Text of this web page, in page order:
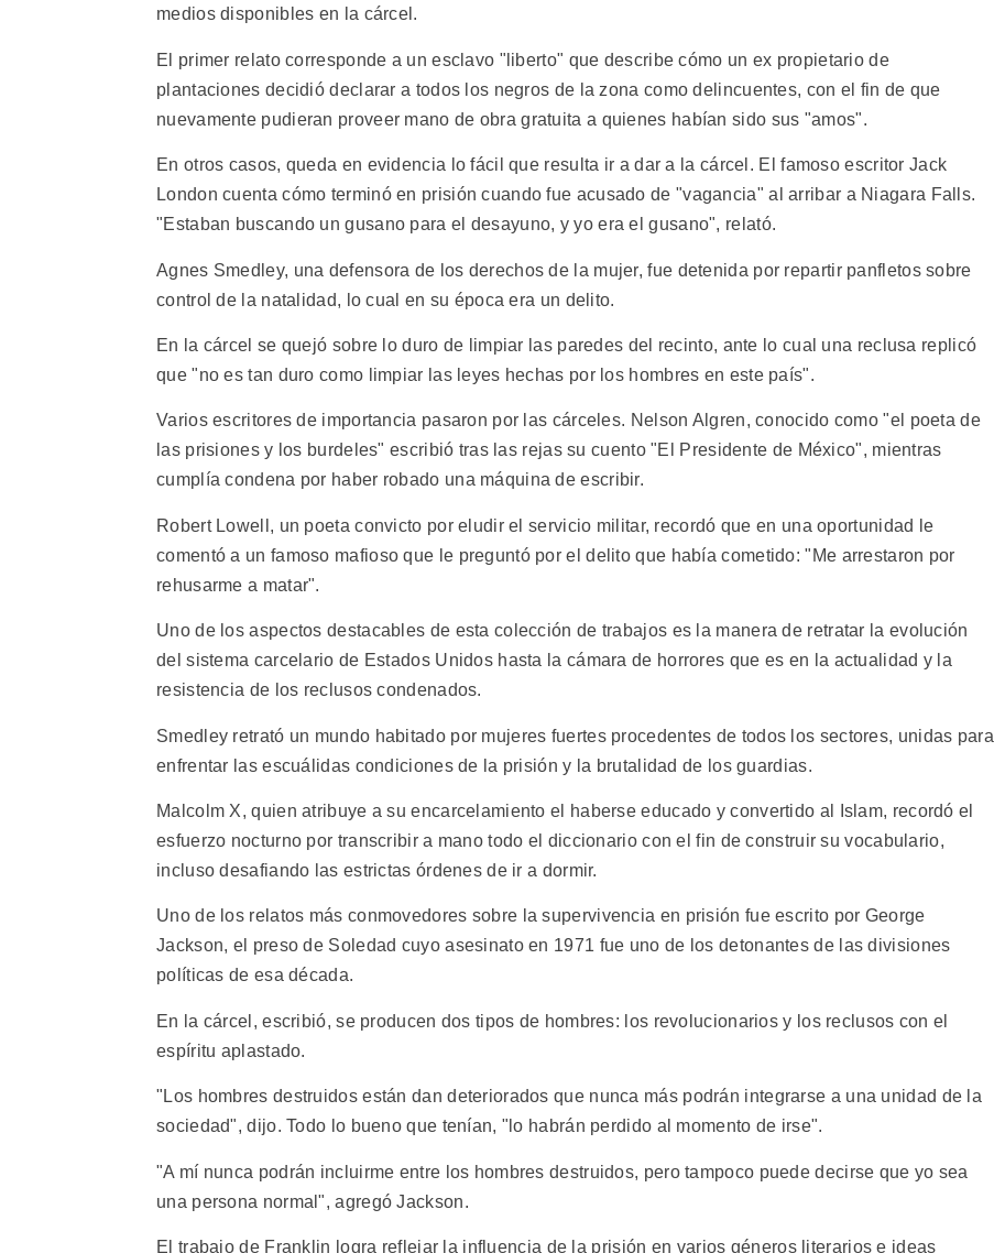
medios disponibles en la cárcel.
El primer relato corresponde a un esclavo "liberto" que describe cómo un ex propietario de
plantaciones decidió declarar a todos los negros de la zona como delincuentes, con el fin de que
nuevamente pudieran proveer mano de obra gratuita a quienes habían sido sus "amos".
En otros casos, queda en evidencia lo fácil que resulta ir a dar a la cárcel. El famoso escritor Jack
London cuenta cómo terminó en prisión cuando fue acusado de "vagancia" al arribar a Niagara Falls.
"Estaban buscando un gusano para el desayuno, y yo era el gusano", relató.
Agnes Smedley, una defensora de los derechos de la mujer, fue detenida por repartir panfletos sobre
control de la natalidad, lo cual en su época era un delito.
En la cárcel se quejó sobre lo duro de limpiar las paredes del recinto, ante lo cual una reclusa replicó
que "no es tan duro como limpiar las leyes hechas por los hombres en este país".
Varios escritores de importancia pasaron por las cárceles. Nelson Algren, conocido como "el poeta de
las prisiones y los burdeles" escribió tras las rejas su cuento "El Presidente de México", mientras
cumplía condena por haber robado una máquina de escribir.
Robert Lowell, un poeta convicto por eludir el servicio militar, recordó que en una oportunidad le
comentó a un famoso mafioso que le preguntó por el delito que había cometido: "Me arrestaron por
rehusarme a matar".
Uno de los aspectos destacables de esta colección de trabajos es la manera de retratar la evolución
del sistema carcelario de Estados Unidos hasta la cámara de horrores que es en la actualidad y la
resistencia de los reclusos condenados.
Smedley retrató un mundo habitado por mujeres fuertes procedentes de todos los sectores, unidas para
enfrentar las escuálidas condiciones de la prisión y la brutalidad de los guardias.
Malcolm X, quien atribuye a su encarcelamiento el haberse educado y convertido al Islam, recordó el
esfuerzo nocturno por transcribir a mano todo el diccionario con el fin de construir su vocabulario,
incluso desafiando las estrictas órdenes de ir a dormir.
Uno de los relatos más conmovedores sobre la supervivencia en prisión fue escrito por George
Jackson, el preso de Soledad cuyo asesinato en 1971 fue uno de los detonantes de las divisiones
políticas de esa década.
En la cárcel, escribió, se producen dos tipos de hombres: los revolucionarios y los reclusos con el
espíritu aplastado.
"Los hombres destruidos están dan deteriorados que nunca más podrán integrarse a una unidad de la
sociedad", dijo. Todo lo bueno que tenían, "lo habrán perdido al momento de irse".
"A mí nunca podrán incluirme entre los hombres destruidos, pero tampoco puede decirse que yo sea
una persona normal", agregó Jackson.
El trabajo de Franklin logra reflejar la influencia de la prisión en varios géneros literarios e ideas